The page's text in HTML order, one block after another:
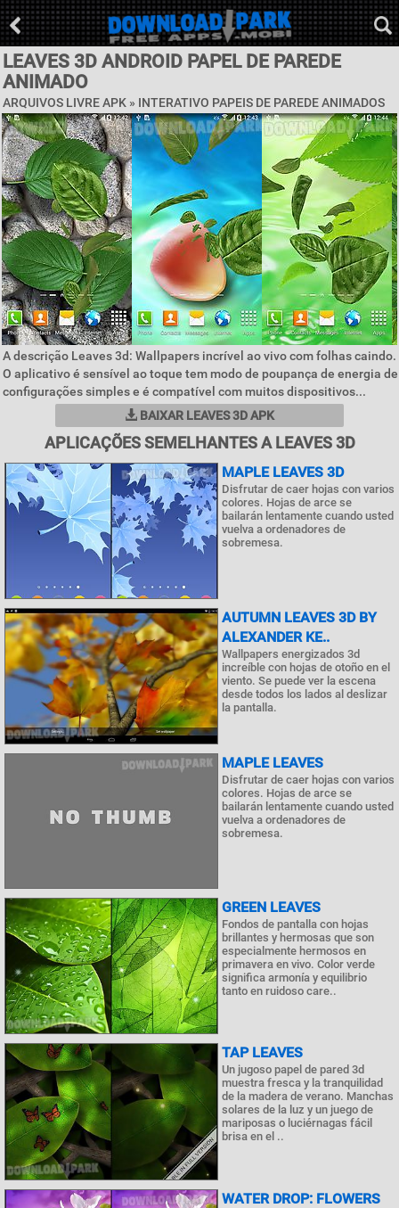
LEAVES 3D ANDROID PAPEL DE PAREDE
ANIMADO
ARQUIVOS LIVRE APK » INTERATIVO PAPEIS DE PAREDE ANIMADOS
A descrição Leaves 3d: Wallpapers incrível ao vivo com folhas caindo.
O aplicativo é sensível ao toque tem modo de poupança de energia de
configurações simples e é compatível com muitos dispositivos...
BAIXAR LEAVES 3D APK
APLICAÇÕES SEMELHANTES A LEAVES 3D
MAPLE LEAVES 3D
Disfrutar de caer hojas con varios
colores. Hojas de arce se
bailarán lentamente cuando usted
vuelva a ordenadores de
sobremesa.
AUTUMN LEAVES 3D BY
ALEXANDER KE..
Wallpapers energizados 3d
increíble con hojas de otoño en el
viento. Se puede ver la escena
desde todos los lados al deslizar
la pantalla.
MAPLE LEAVES
Disfrutar de caer hojas con varios
colores. Hojas de arce se
bailarán lentamente cuando usted
vuelva a ordenadores de
sobremesa.
GREEN LEAVES
Fondos de pantalla con hojas
brillantes y hermosas que son
especialmente hermosos en
primavera en vivo. Color verde
significa armonía y equilibrio
tanto en ruidoso care..
TAP LEAVES
Un jugoso papel de pared 3d
muestra fresca y la tranquilidad
de la madera de verano. Manchas
solares de la luz y un juego de
mariposas o luciérnagas fácil
brisa en el ..
WATER DROP: FLOWERS